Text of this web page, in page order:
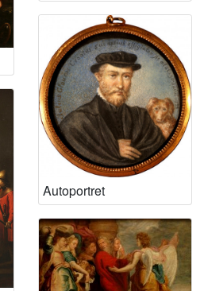
Autoportret